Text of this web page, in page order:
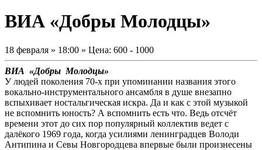
ВИА «Добры Молодцы»
18 февраля » 18:00 » Цена: 600 - 1000
ВИА «Добры Молодцы»
У людей поколения 70-х при упоминании названия этого
вокально-инструментального ансамбля в душе внезапно
вспыхивает ностальгическая искра. Да и как с этой музыкой
не вспомнить юность? А вспомнить есть что. Ведь отсчёт
времени этот до сих пор популярный коллектив ведет с
далёкого 1969 года, когда усилиями ленинградцев Володи
Антипина и Севы Новгородцева впервые были произнесены